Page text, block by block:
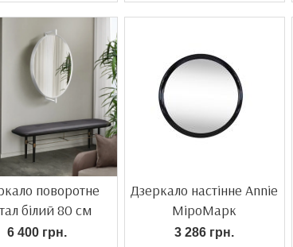
поворотне
білий 80 см
6 400 грн.
Дзеркало настінне Annie
МіроМарк
3 286 грн.